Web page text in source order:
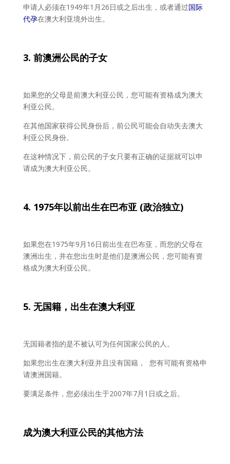
申请人必须在1949年1月26日或之后出生，或者通过国际
代孕在澳大利亚境外出生。
3. 前澳洲公民的子女
如果您的父母是前澳大利亚公民，您可能有资格成为澳大
利亚公民。
在其他国家获得公民身份后，前公民可能会自动失去澳大
利亚公民身份。
在这种情况下，前公民的子女只要有正确的证据就可以申
请成为澳大利亚公民。
4. 1975年以前出生在巴布亚 (政治独立)
如果您在1975年9月16日前出生在巴布亚，而您的父母在
澳洲出生，并在您出生时是他们是澳洲公民，您可能有资
格成为澳大利亚公民。
5. 无国籍，出生在澳大利亚
无国籍者指的是不被认可为任何国家公民的人。
如果您出生在澳大利亚并且没有国籍， 您有可能有资格申
请澳洲国籍。
要满足条件，您必须出生于2007年7月1日或之后。
成为澳大利亚公民的其他方法